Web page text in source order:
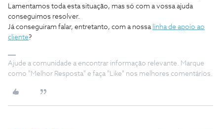
Lamentamos toda esta situação, mas só com a vossa ajuda
conseguimos resolver.
Já conseguiram falar, entretanto, com a nossa linha de apoio ao
cliente?
Ajude a comunidade a encontrar informação relevante. Marque
como "Melhor Resposta" e faça "Like" nos melhores comentários.